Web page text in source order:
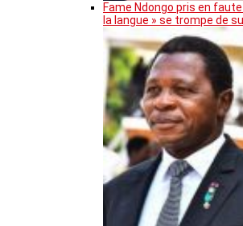
Fame Ndongo pris en
la langue » se trompe de